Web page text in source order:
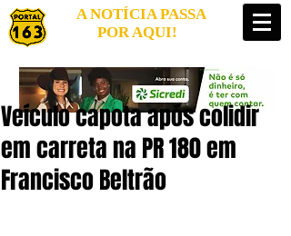
A NOTÍCIA PASSA
POR AQUI!
Veículo capota após colidir
em carreta na PR 180 em
Francisco Beltrão